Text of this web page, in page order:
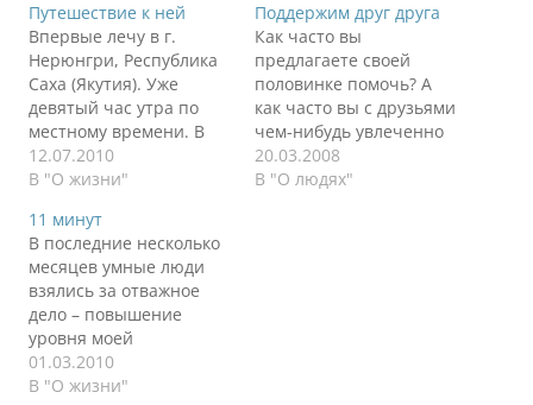
Путешествие к ней
Впервые лечу в г.
Нерюнгри, Республика
Саха (Якутия). Уже
девятый час утра по
местному времени. В
Москве третий час
ночи. Самолеты
время. Здесь светло,
утро. Приятная
прохлада пробуждает
после семичасового
перелета. И уже вновь
мы в самолете, пересев
с большого боинга на
малюсенький Ан-24.
12.07.2010
В "О жизни"
Поддержим друг друга
Как часто вы
предлагаете своей
половинке помочь? А
как часто вы с друзьями
чем-нибудь увлеченно
занимаетесь? Вам
интересно? Вы
20.03.2008
В "О людях"
11 минут
В последние несколько
месяцев умные люди
взялись за отважное
дело – повышение
уровня моей
безграмотности.
Сначала я прочитал
01.03.2010
В "О жизни"